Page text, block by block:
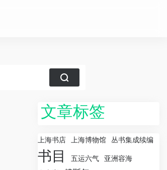
文章标签
上海书店 上海博物馆 丛书集成续编
书目 五运六气
亚洲容海